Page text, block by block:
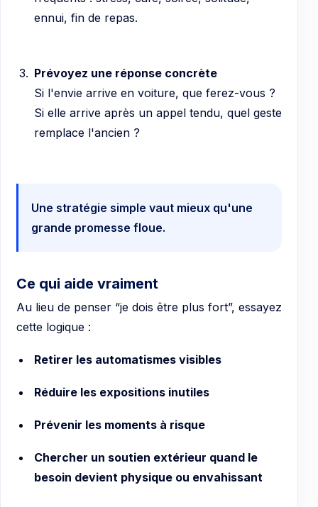
ennui, fin de repas.
Prévoyez une réponse concrète
Si l'envie arrive en voiture, que ferez-vous ?
Si elle arrive après un appel tendu, quel geste
remplace l'ancien ?
Une stratégie simple vaut mieux qu'une
grande promesse floue.
Ce qui aide vraiment
Au lieu de penser “je dois être plus fort”, essayez
cette logique :
Retirer les automatismes visibles
Réduire les expositions inutiles
Prévenir les moments à risque
Chercher un soutien extérieur quand le
besoin devient physique ou envahissant